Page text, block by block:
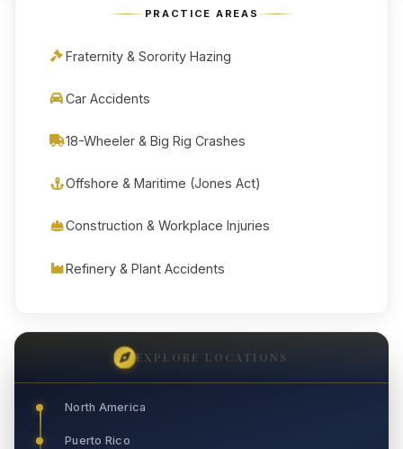
PRACTICE AREAS
Fraternity & Sorority Hazing
Car Accidents
18-Wheeler & Big Rig Crashes
Offshore & Maritime (Jones Act)
Construction & Workplace Injuries
Refinery & Plant Accidents
EXPLORE LOCATIONS
North America
Puerto Rico